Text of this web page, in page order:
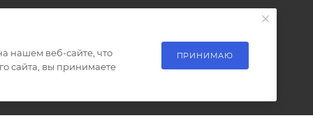
нашем веб-сайте, что
сайта, вы принимаете
ПРИНИМАЮ